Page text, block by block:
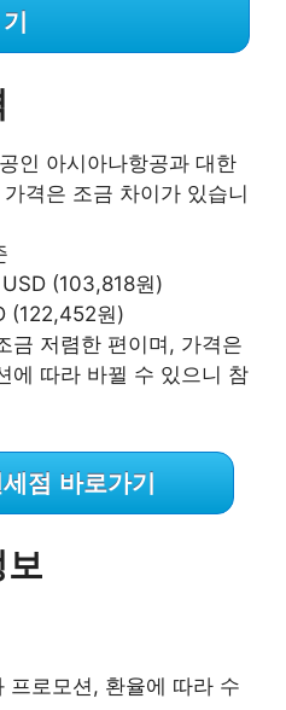
기
인 아시아나항공과 대한
격은 조금 차이가 있습니
(103,818원)
(122,452원)
금 저렴한 편이며, 가격은
에 따라 바뀔 수 있으니 참
점 바로가기
보
프로모션, 환율에 따라 수